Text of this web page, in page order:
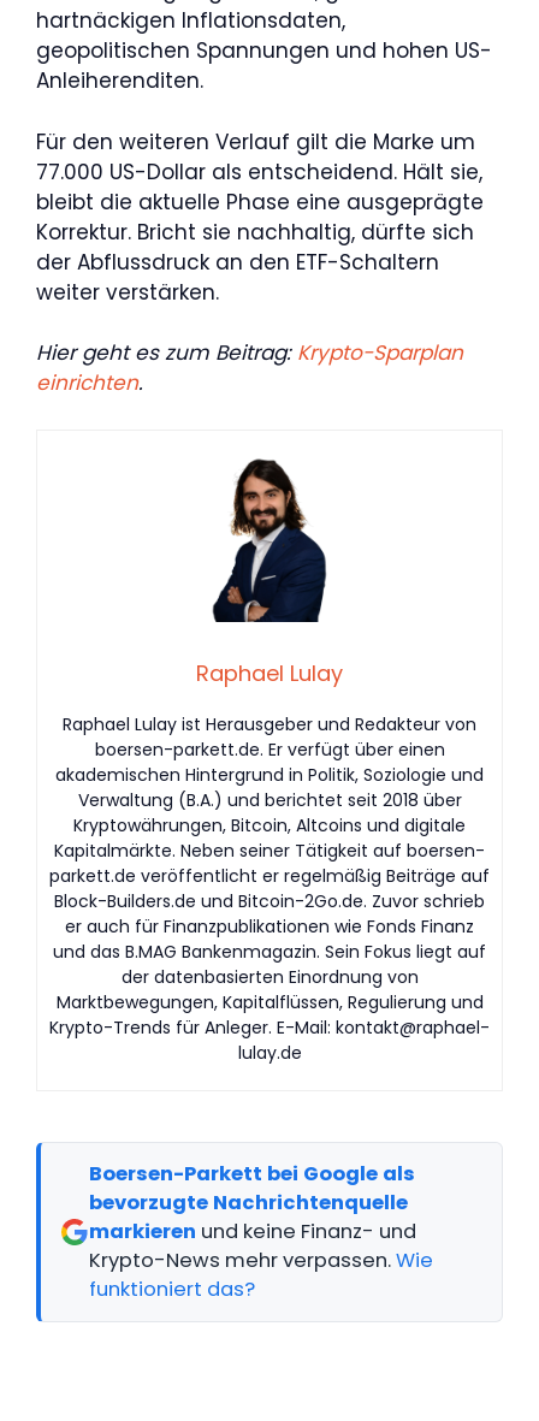
hartnäckigen Inflationsdaten,
geopolitischen Spannungen und hohen US-
Anleiherenditen.
Für den weiteren Verlauf gilt die Marke um
77.000 US-Dollar als entscheidend. Hält sie,
bleibt die aktuelle Phase eine ausgeprägte
Korrektur. Bricht sie nachhaltig, dürfte sich
der Abflussdruck an den ETF-Schaltern
weiter verstärken.
Hier geht es zum Beitrag: Krypto-Sparplan
einrichten.
Raphael Lulay
Raphael Lulay ist Herausgeber und Redakteur von
boersen-parkett.de. Er verfügt über einen
akademischen Hintergrund in Politik, Soziologie und
Verwaltung (B.A.) und berichtet seit 2018 über
Kryptowährungen, Bitcoin, Altcoins und digitale
Kapitalmärkte. Neben seiner Tätigkeit auf boersen-
parkett.de veröffentlicht er regelmäßig Beiträge auf
Block-Builders.de und Bitcoin-2Go.de. Zuvor schrieb
er auch für Finanzpublikationen wie Fonds Finanz
und das B.MAG Bankenmagazin. Sein Fokus liegt auf
der datenbasierten Einordnung von
Marktbewegungen, Kapitalflüssen, Regulierung und
Krypto-Trends für Anleger. E-Mail: kontakt@raphael-
lulay.de
Boersen-Parkett bei Google als
bevorzugte Nachrichtenquelle
markieren und keine Finanz- und
Krypto-News mehr verpassen.Wie
funktioniert das?